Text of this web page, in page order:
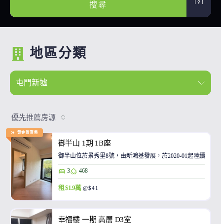
搜尋
地區分類
屯門新墟
優先推薦房源
黃金置頂盤
御半山 1期 1B座
御半山位於景秀里8號，由新鴻基發展，於2020-01起陸續入
3 468
租 $1.9萬 @$41
幸福樓 一期 高層 D3室